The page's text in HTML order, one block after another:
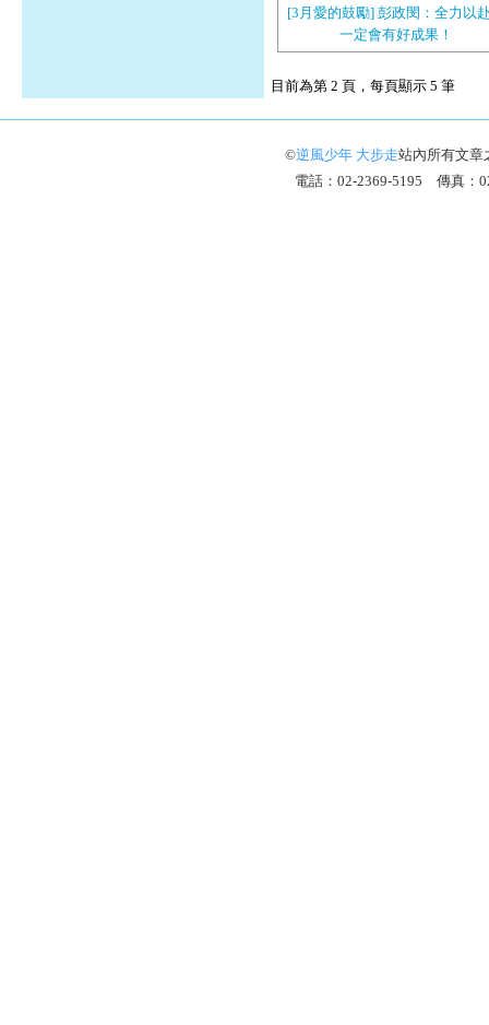
[3月愛的鼓勵] 彭政閔：全力以
一定會有好成果！
目前為第 2 頁，每頁顯示 5 筆
©逆風少年 大步走站內所有文章
電話：02-2369-5195 傳真：